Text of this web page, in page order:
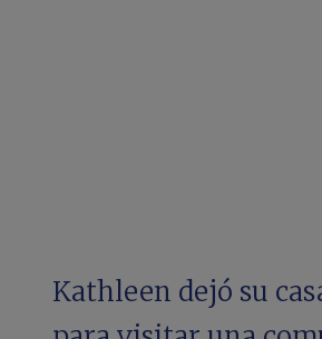
Kathleen dejó su